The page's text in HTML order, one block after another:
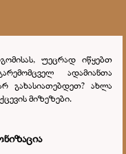
უეცრად იწყებთ
ადამიანთა
გახასიათებდეთ? ახლა
მიზეზები.